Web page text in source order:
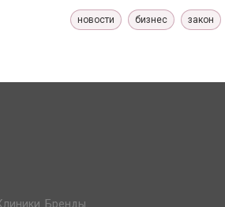
новости бизнес закон
Бренды.